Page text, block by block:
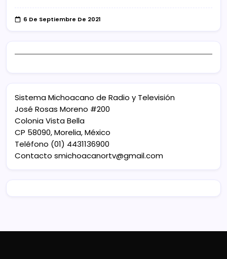
6 De Septiembre De 2021
Sistema Michoacano de Radio y Televisión
José Rosas Moreno #200
Colonia Vista Bella
CP 58090, Morelia, México
Teléfono (01) 4431136900
Contacto smichoacanortv@gmail.com